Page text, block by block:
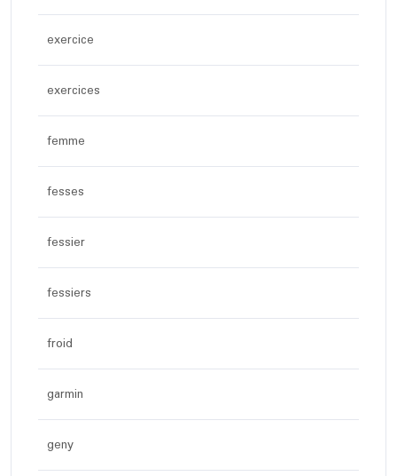
exercice
exercices
femme
fesses
fessier
fessiers
froid
garmin
geny